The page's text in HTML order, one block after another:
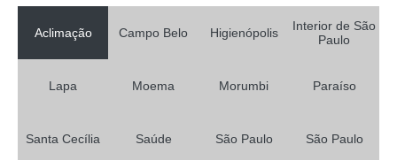
Aclimação Campo Belo Higienópolis
Interior de São
Paulo
Lapa Moema Morumbi Paraíso
Santa Cecília Saúde São Paulo São Paulo